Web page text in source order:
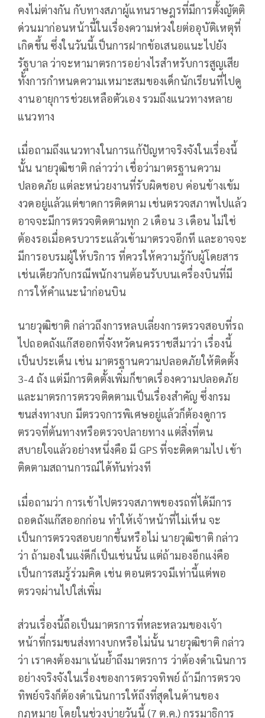
คงไม่ต่างกัน กับทางสภาผู้แทนราษฎรที่มีการตั้งญัตติ
ด่วนมาก่อนหน้านี้ในเรื่องความห่วงใยต่ออุบัติเหตุที่
เกิดขึ้น ซึ่งในวันนี้เป็นการฝากข้อเสนอแนะไปยัง
รัฐบาล ว่าจะหามาตรการอย่างไรสำหรับการสูญเสีย
ทั้งการกำหนดความเหมาะสมของเด็กนักเรียนที่ไปดู
งานอายุการช่วยเหลือตัวเอง รวมถึงแนวทางหลาย
แนวทาง
เมื่อถามถึงแนวทางในการแก้ปัญหาจริงจังในเรื่องนี้
นั้น นายวุฒิชาติ กล่าวว่า เชื่อว่ามาตรฐานความ
ปลอดภัย แต่ละหน่วยงานที่รับผิดชอบ ค่อนข้างเข้ม
งวดอยู่แล้วแต่ขาดการติดตาม เช่นตรวจสภาพไปแล้ว
อาจจะมีการตรวจติดตามทุก 2 เดือน 3 เดือน ไม่ใช่
ต้องรอเมื่อครบวาระแล้วเข้ามาตรวจอีกที และอาจจะ
มีการอบรมผู้ให้บริการ ที่ควรให้ความรู้กับผู้โดยสาร
เช่นเดียวกับกรณีพนักงานต้อนรับบนเครื่องบินที่มี
การให้คำแนะนำก่อนบิน
นายวุฒิชาติ กล่าวถึงการหลบเลี่ยงการตรวจสอบที่รถ
ไปถอดถังแก๊สออกที่จังหวัดนครราชสีมาว่า เรื่องนี้
เป็นประเด็น เช่น มาตรฐานความปลอดภัยให้ติดตั้ง
3-4 ถัง แต่มีการติดตั้งเพิ่มก็ขาดเรื่องความปลอดภัย
และมาตรการตรวจติดตามเป็นเรื่องสำคัญ ซึ่งกรม
ขนส่งทางบก มีตรวจการพิเศษอยู่แล้วก็ต้องดูการ
ตรวจที่ต้นทางหรือตรวจปลายทาง แต่สิ่งที่ตน
สบายใจแล้วอย่างหนึ่งคือ มี GPS ที่จะติดตามไป เข้า
ติดตามสถานการณ์ได้ทันท่วงที
เมื่อถามว่า การเข้าไปตรวจสภาพของรถที่ได้มีการ
ถอดถังแก๊สออกก่อน ทำให้เจ้าหน้าที่ไม่เห็น จะ
เป็นการตรวจสอบยากขึ้นหรือไม่ นายวุฒิชาติ กล่าว
ว่า ถ้ามองในแง่ดีก็เป็นเช่นนั้น แต่ถ้ามองอีกแง่คือ
เป็นการสมรู้ร่วมคิด เช่น ตอนตรวจมีเท่านี้แต่พอ
ตรวจผ่านไปใส่เพิ่ม
ส่วนเรื่องนี้ถือเป็นมาตรการที่หละหลวมของเจ้า
หน้าที่กรมขนส่งทางบกหรือไม่นั้น นายวุฒิชาติ กล่าว
ว่า เราคงต้องมาเน้นย้ำถึงมาตรการ ว่าต้องดำเนินการ
อย่างจริงจังในเรื่องของการตรวจทิพย์ ถ้ามีการตรวจ
ทิพย์จริงก็ต้องดำเนินการให้ถึงที่สุดในด้านของ
กฎหมาย โดยในช่วงบ่ายวันนี้ (7 ต.ค.) กรรมาธิการ